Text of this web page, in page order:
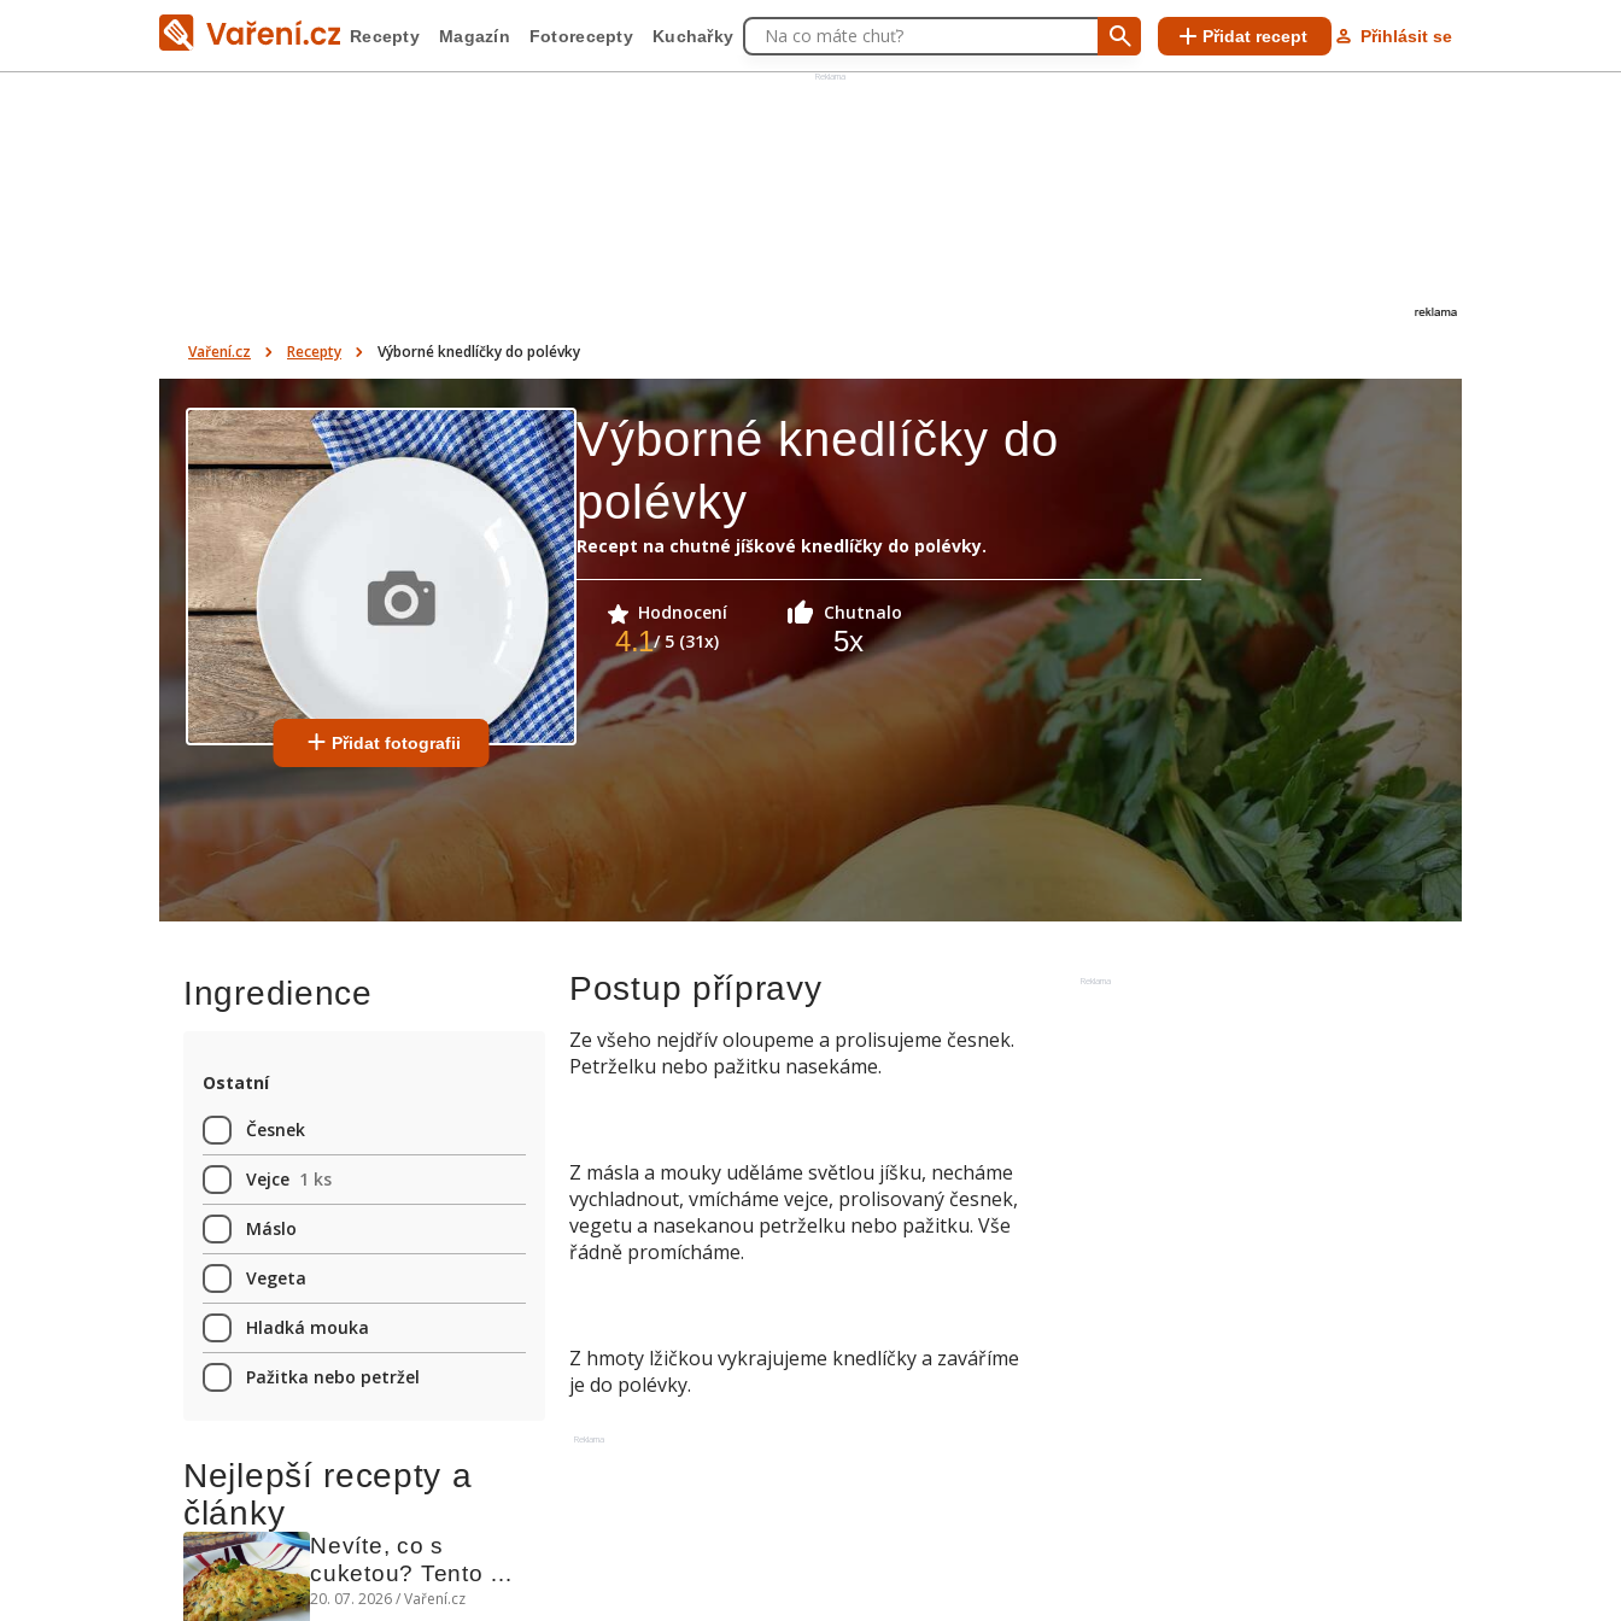
Reklama
Recepty Magazín Fotorecepty Kuchařky Na co máte chuť? Přidat recept Přihlásit se
Vaření.cz Recepty Výborné knedlíčky do polévky
Přidat fotografii
Výborné knedlíčky do
polévky
Recept na chutné jíškové knedlíčky do polévky.
Hodnocení
4.1/ 5 (31x)
Chutnalo
5x
Reklama
Ingredience
Ostatní
Česnek
Vejce 1 ks
Máslo
Vegeta
Hladká mouka
Pažitka nebo petržel
Nejlepší recepty a
články
Nevíte, co s
cuketou? Tento
levný slaný koláč
20. 07. 2026 / Vaření.cz
Postup přípravy
Ze všeho nejdřív oloupeme a prolisujeme česnek.
Petrželku nebo pažitku nasekáme.
Z másla a mouky uděláme světlou jíšku, necháme
vychladnout, vmícháme vejce, prolisovaný česnek,
vegetu a nasekanou petrželku nebo pažitku. Vše
řádně promícháme.
Z hmoty lžičkou vykrajujeme knedlíčky a zaváříme
je do polévky.
Reklama